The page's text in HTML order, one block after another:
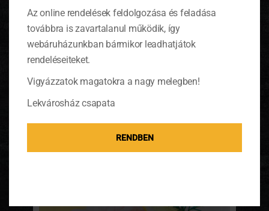
mutatom majd be; a leveles tésztába burkolt
lazacét és a karácsonyi céklás
heringsalátáét. Gyertek kóstolni és
href="https://lekvaroshaz.hu/pompas-
Az online rendelések feldolgozása és feladása
továbbra is zavartalanul működik, így
webáruházunkban bármikor leadhatjátok
rendeléseiteket.
Vigyázzatok magatokra a nagy melegben!
Lekvárosház csapata
RENDBEN